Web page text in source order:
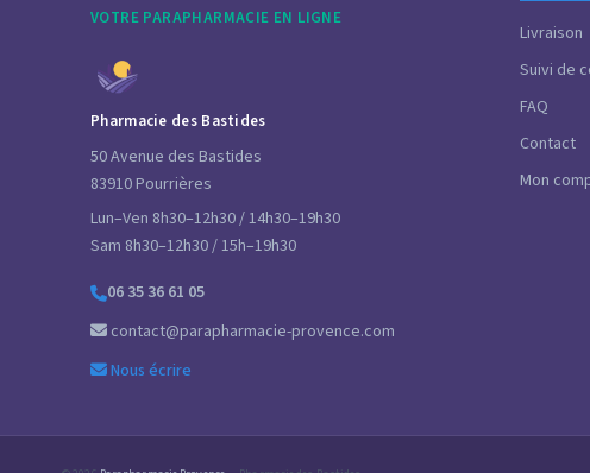
VOTRE PARAPHARMACIE EN LIGNE
Pharmacie des Bastides
50 Avenue des Bastides
83910 Pourrières
Lun–Ven 8h30–12h30 / 14h30–19h30
Sam 8h30–12h30 / 15h–19h30
06 35 36 61 05
contact@parapharmacie-provence.com
Nous écrire
Livraison
Suivi de
FAQ
Contact
Mon